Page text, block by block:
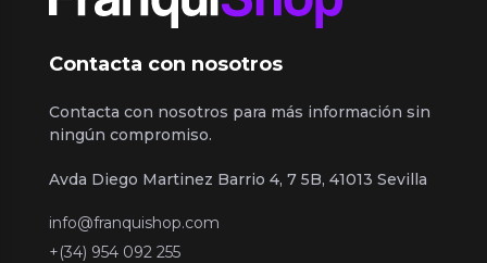
Contacta con nosotros
Contacta con nosotros para más información sin
ningún compromiso.
Avda Diego Martinez Barrio 4, 7 5B, 41013 Sevilla
info@franquishop.com
+(34) 954 092 255